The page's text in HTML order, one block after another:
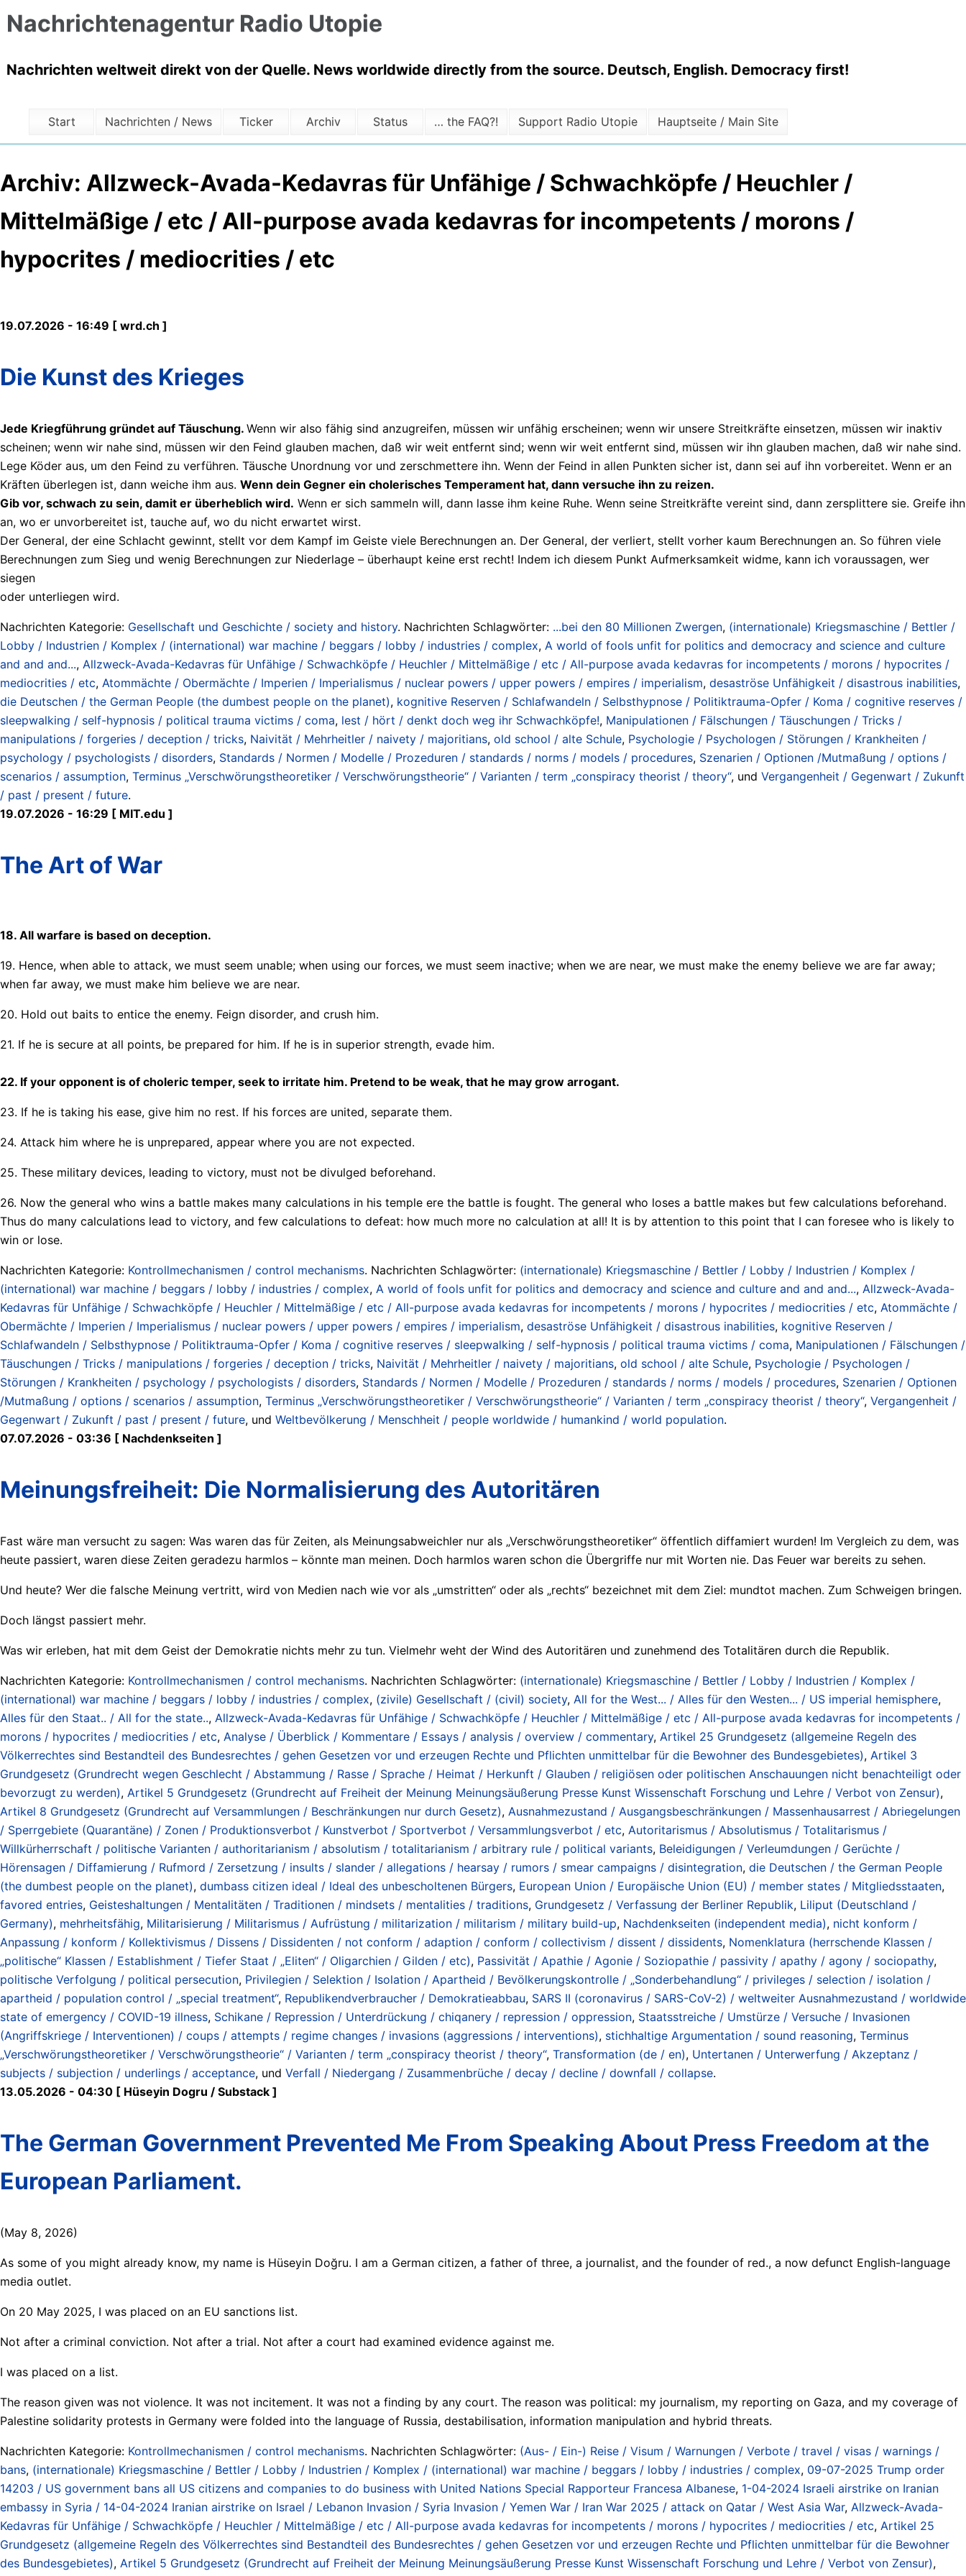
Nachrichtenagentur Radio Utopie
Nachrichten weltweit direkt von der Quelle. News worldwide directly from the source. Deutsch, English. Democracy first!
Start Nachrichten / News Ticker Archiv Status … the FAQ?! Support Radio Utopie Hauptseite / Main Site
Archiv: Allzweck-Avada-Kedavras für Unfähige / Schwachköpfe / Heuchler /
Mittelmäßige / etc / All-purpose avada kedavras for incompetents / morons /
hypocrites / mediocrities / etc
19.07.2026 - 16:49 [ wrd.ch ]
Die Kunst des Krieges
Jede Kriegführung gründet auf Täuschung. Wenn wir also fähig sind anzugreifen, müssen wir unfähig erscheinen; wenn wir unsere Streitkräfte einsetzen, müssen wir inaktiv
scheinen; wenn wir nahe sind, müssen wir den Feind glauben machen, daß wir weit entfernt sind; wenn wir weit entfernt sind, müssen wir ihn glauben machen, daß wir nahe sind.
Lege Köder aus, um den Feind zu verführen. Täusche Unordnung vor und zerschmettere ihn. Wenn der Feind in allen Punkten sicher ist, dann sei auf ihn vorbereitet. Wenn er an
Kräften überlegen ist, dann weiche ihm aus. Wenn dein Gegner ein cholerisches Temperament hat, dann versuche ihn zu reizen.
Gib vor, schwach zu sein, damit er überheblich wird. Wenn er sich sammeln will, dann lasse ihm keine Ruhe. Wenn seine Streitkräfte vereint sind, dann zersplittere sie. Greife ihn
an, wo er unvorbereitet ist, tauche auf, wo du nicht erwartet wirst.
Der General, der eine Schlacht gewinnt, stellt vor dem Kampf im Geiste viele Berechnungen an. Der General, der verliert, stellt vorher kaum Berechnungen an. So führen viele
Berechnungen zum Sieg und wenig Berechnungen zur Niederlage – überhaupt keine erst recht! Indem ich diesem Punkt Aufmerksamkeit widme, kann ich voraussagen, wer
siegen
oder unterliegen wird.
Nachrichten Kategorie: Gesellschaft und Geschichte / society and history. Nachrichten Schlagwörter: ...bei den 80 Millionen Zwergen, (internationale) Kriegsmaschine / Bettler /
Lobby / Industrien / Komplex / (international) war machine / beggars / lobby / industries / complex, A world of fools unfit for politics and democracy and science and culture
and and and..., Allzweck-Avada-Kedavras für Unfähige / Schwachköpfe / Heuchler / Mittelmäßige / etc / All-purpose avada kedavras for incompetents / morons / hypocrites /
mediocrities / etc, Atommächte / Obermächte / Imperien / Imperialismus / nuclear powers / upper powers / empires / imperialism, desaströse Unfähigkeit / disastrous inabilities,
die Deutschen / the German People (the dumbest people on the planet), kognitive Reserven / Schlafwandeln / Selbsthypnose / Politiktrauma-Opfer / Koma / cognitive reserves /
sleepwalking / self-hypnosis / political trauma victims / coma, lest / hört / denkt doch weg ihr Schwachköpfe!, Manipulationen / Fälschungen / Täuschungen / Tricks /
manipulations / forgeries / deception / tricks, Naivität / Mehrheitler / naivety / majoritians, old school / alte Schule, Psychologie / Psychologen / Störungen / Krankheiten /
psychology / psychologists / disorders, Standards / Normen / Modelle / Prozeduren / standards / norms / models / procedures, Szenarien / Optionen /Mutmaßung / options /
scenarios / assumption, Terminus „Verschwörungstheoretiker / Verschwörungstheorie“ / Varianten / term „conspiracy theorist / theory“, und Vergangenheit / Gegenwart / Zukunft
/ past / present / future.
19.07.2026 - 16:29 [ MIT.edu ]
The Art of War
18. All warfare is based on deception.
19. Hence, when able to attack, we must seem unable; when using our forces, we must seem inactive; when we are near, we must make the enemy believe we are far away;
when far away, we must make him believe we are near.
20. Hold out baits to entice the enemy. Feign disorder, and crush him.
21. If he is secure at all points, be prepared for him. If he is in superior strength, evade him.
22. If your opponent is of choleric temper, seek to irritate him. Pretend to be weak, that he may grow arrogant.
23. If he is taking his ease, give him no rest. If his forces are united, separate them.
24. Attack him where he is unprepared, appear where you are not expected.
25. These military devices, leading to victory, must not be divulged beforehand.
26. Now the general who wins a battle makes many calculations in his temple ere the battle is fought. The general who loses a battle makes but few calculations beforehand.
Thus do many calculations lead to victory, and few calculations to defeat: how much more no calculation at all! It is by attention to this point that I can foresee who is likely to
win or lose.
Nachrichten Kategorie: Kontrollmechanismen / control mechanisms. Nachrichten Schlagwörter: (internationale) Kriegsmaschine / Bettler / Lobby / Industrien / Komplex /
(international) war machine / beggars / lobby / industries / complex, A world of fools unfit for politics and democracy and science and culture and and and..., Allzweck-Avada-
Kedavras für Unfähige / Schwachköpfe / Heuchler / Mittelmäßige / etc / All-purpose avada kedavras for incompetents / morons / hypocrites / mediocrities / etc, Atommächte /
Obermächte / Imperien / Imperialismus / nuclear powers / upper powers / empires / imperialism, desaströse Unfähigkeit / disastrous inabilities, kognitive Reserven /
Schlafwandeln / Selbsthypnose / Politiktrauma-Opfer / Koma / cognitive reserves / sleepwalking / self-hypnosis / political trauma victims / coma, Manipulationen / Fälschungen /
Täuschungen / Tricks / manipulations / forgeries / deception / tricks, Naivität / Mehrheitler / naivety / majoritians, old school / alte Schule, Psychologie / Psychologen /
Störungen / Krankheiten / psychology / psychologists / disorders, Standards / Normen / Modelle / Prozeduren / standards / norms / models / procedures, Szenarien / Optionen
/Mutmaßung / options / scenarios / assumption, Terminus „Verschwörungstheoretiker / Verschwörungstheorie“ / Varianten / term „conspiracy theorist / theory“, Vergangenheit /
Gegenwart / Zukunft / past / present / future, und Weltbevölkerung / Menschheit / people worldwide / humankind / world population.
07.07.2026 - 03:36 [ Nachdenkseiten ]
Meinungsfreiheit: Die Normalisierung des Autoritären
Fast wäre man versucht zu sagen: Was waren das für Zeiten, als Meinungsabweichler nur als „Verschwörungstheoretiker“ öffentlich diffamiert wurden! Im Vergleich zu dem, was
heute passiert, waren diese Zeiten geradezu harmlos – könnte man meinen. Doch harmlos waren schon die Übergriffe nur mit Worten nie. Das Feuer war bereits zu sehen.
Und heute? Wer die falsche Meinung vertritt, wird von Medien nach wie vor als „umstritten“ oder als „rechts“ bezeichnet mit dem Ziel: mundtot machen. Zum Schweigen bringen.
Doch längst passiert mehr.
Was wir erleben, hat mit dem Geist der Demokratie nichts mehr zu tun. Vielmehr weht der Wind des Autoritären und zunehmend des Totalitären durch die Republik.
Nachrichten Kategorie: Kontrollmechanismen / control mechanisms. Nachrichten Schlagwörter: (internationale) Kriegsmaschine / Bettler / Lobby / Industrien / Komplex /
(international) war machine / beggars / lobby / industries / complex, (zivile) Gesellschaft / (civil) society, All for the West... / Alles für den Westen... / US imperial hemisphere,
Alles für den Staat.. / All for the state.., Allzweck-Avada-Kedavras für Unfähige / Schwachköpfe / Heuchler / Mittelmäßige / etc / All-purpose avada kedavras for incompetents /
morons / hypocrites / mediocrities / etc, Analyse / Überblick / Kommentare / Essays / analysis / overview / commentary, Artikel 25 Grundgesetz (allgemeine Regeln des
Völkerrechtes sind Bestandteil des Bundesrechtes / gehen Gesetzen vor und erzeugen Rechte und Pflichten unmittelbar für die Bewohner des Bundesgebietes), Artikel 3
Grundgesetz (Grundrecht wegen Geschlecht / Abstammung / Rasse / Sprache / Heimat / Herkunft / Glauben / religiösen oder politischen Anschauungen nicht benachteiligt oder
bevorzugt zu werden), Artikel 5 Grundgesetz (Grundrecht auf Freiheit der Meinung Meinungsäußerung Presse Kunst Wissenschaft Forschung und Lehre / Verbot von Zensur),
Artikel 8 Grundgesetz (Grundrecht auf Versammlungen / Beschränkungen nur durch Gesetz), Ausnahmezustand / Ausgangsbeschränkungen / Massenhausarrest / Abriegelungen
/ Sperrgebiete (Quarantäne) / Zonen / Produktionsverbot / Kunstverbot / Sportverbot / Versammlungsverbot / etc, Autoritarismus / Absolutismus / Totalitarismus /
Willkürherrschaft / politische Varianten / authoritarianism / absolutism / totalitarianism / arbitrary rule / political variants, Beleidigungen / Verleumdungen / Gerüchte /
Hörensagen / Diffamierung / Rufmord / Zersetzung / insults / slander / allegations / hearsay / rumors / smear campaigns / disintegration, die Deutschen / the German People
(the dumbest people on the planet), dumbass citizen ideal / Ideal des unbescholtenen Bürgers, European Union / Europäische Union (EU) / member states / Mitgliedsstaaten,
favored entries, Geisteshaltungen / Mentalitäten / Traditionen / mindsets / mentalities / traditions, Grundgesetz / Verfassung der Berliner Republik, Liliput (Deutschland /
Germany), mehrheitsfähig, Militarisierung / Militarismus / Aufrüstung / militarization / militarism / military build-up, Nachdenkseiten (independent media), nicht konform /
Anpassung / konform / Kollektivismus / Dissens / Dissidenten / not conform / adaption / conform / collectivism / dissent / dissidents, Nomenklatura (herrschende Klassen /
„politische“ Klassen / Establishment / Tiefer Staat / „Eliten“ / Oligarchien / Gilden / etc), Passivität / Apathie / Agonie / Soziopathie / passivity / apathy / agony / sociopathy,
politische Verfolgung / political persecution, Privilegien / Selektion / Isolation / Apartheid / Bevölkerungskontrolle / „Sonderbehandlung“ / privileges / selection / isolation /
apartheid / population control / „special treatment“, Republikendverbraucher / Demokratieabbau, SARS II (coronavirus / SARS-CoV-2) / weltweiter Ausnahmezustand / worldwide
state of emergency / COVID-19 illness, Schikane / Repression / Unterdrückung / chiqanery / repression / oppression, Staatsstreiche / Umstürze / Versuche / Invasionen
(Angriffskriege / Interventionen) / coups / attempts / regime changes / invasions (aggressions / interventions), stichhaltige Argumentation / sound reasoning, Terminus
„Verschwörungstheoretiker / Verschwörungstheorie“ / Varianten / term „conspiracy theorist / theory“, Transformation (de / en), Untertanen / Unterwerfung / Akzeptanz /
subjects / subjection / underlings / acceptance, und Verfall / Niedergang / Zusammenbrüche / decay / decline / downfall / collapse.
13.05.2026 - 04:30 [ Hüseyin Dogru / Substack ]
The German Government Prevented Me From Speaking About Press Freedom at the
European Parliament.
(May 8, 2026)
As some of you might already know, my name is Hüseyin Doğru. I am a German citizen, a father of three, a journalist, and the founder of red., a now defunct English-language
media outlet.
On 20 May 2025, I was placed on an EU sanctions list.
Not after a criminal conviction. Not after a trial. Not after a court had examined evidence against me.
I was placed on a list.
The reason given was not violence. It was not incitement. It was not a finding by any court. The reason was political: my journalism, my reporting on Gaza, and my coverage of
Palestine solidarity protests in Germany were folded into the language of Russia, destabilisation, information manipulation and hybrid threats.
Nachrichten Kategorie: Kontrollmechanismen / control mechanisms. Nachrichten Schlagwörter: (Aus- / Ein-) Reise / Visum / Warnungen / Verbote / travel / visas / warnings /
bans, (internationale) Kriegsmaschine / Bettler / Lobby / Industrien / Komplex / (international) war machine / beggars / lobby / industries / complex, 09-07-2025 Trump order
14203 / US government bans all US citizens and companies to do business with United Nations Special Rapporteur Francesa Albanese, 1-04-2024 Israeli airstrike on Iranian
embassy in Syria / 14-04-2024 Iranian airstrike on Israel / Lebanon Invasion / Syria Invasion / Yemen War / Iran War 2025 / attack on Qatar / West Asia War, Allzweck-Avada-
Kedavras für Unfähige / Schwachköpfe / Heuchler / Mittelmäßige / etc / All-purpose avada kedavras for incompetents / morons / hypocrites / mediocrities / etc, Artikel 25
Grundgesetz (allgemeine Regeln des Völkerrechtes sind Bestandteil des Bundesrechtes / gehen Gesetzen vor und erzeugen Rechte und Pflichten unmittelbar für die Bewohner
des Bundesgebietes), Artikel 5 Grundgesetz (Grundrecht auf Freiheit der Meinung Meinungsäußerung Presse Kunst Wissenschaft Forschung und Lehre / Verbot von Zensur),